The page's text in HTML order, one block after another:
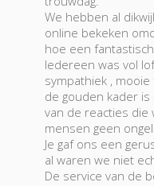
We hebben al
online bekeken
hoe een
Iedereen was vol
sympathiek , mooie
de gouden kader
van de reacties die
mensen geen
Je gaf ons een
al waren we niet
De service van de